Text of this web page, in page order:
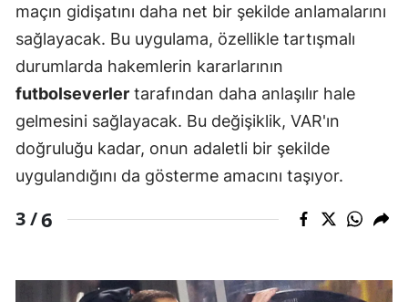
maçın gidişatını daha net bir şekilde anlamalarını
sağlayacak. Bu uygulama, özellikle tartışmalı
durumlarda hakemlerin kararlarının
futbolseverler tarafından daha anlaşılır hale
gelmesini sağlayacak. Bu değişiklik, VAR'ın
doğruluğu kadar, onun adaletli bir şekilde
uygulandığını da gösterme amacını taşıyor.
3 /6